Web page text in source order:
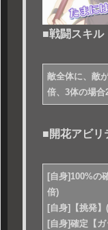
■戦闘スキル
敵全体に、敵
倍、3体の場合
■開花アビリ
[自身]100%の
倍)
[自身]【挑発】
[自身]確定【